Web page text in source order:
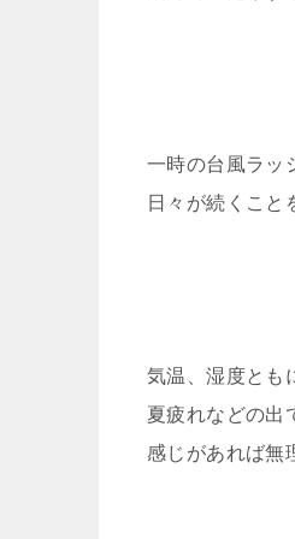
一時の台風ラッ
日々が続くこと
気温、湿度とも
夏疲れなどの出
感じがあれば無